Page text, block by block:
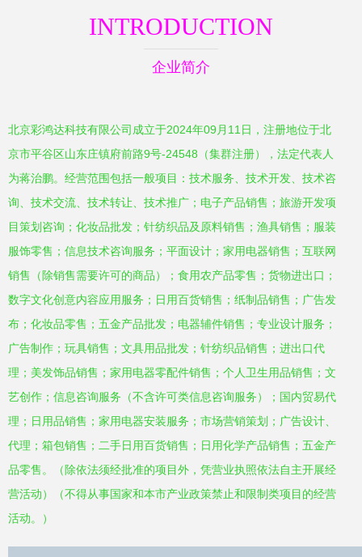
INTRODUCTION
企业简介
北京彩鸿达科技有限公司成立于2024年09月11日，注册地位于北
京市平谷区山东庄镇府前路9号-24548（集群注册），法定代表人
为蒋治鹏。经营范围包括一般项目：技术服务、技术开发、技术咨
询、技术交流、技术转让、技术推广；电子产品销售；旅游开发项
目策划咨询；化妆品批发；针纺织品及原料销售；渔具销售；服装
服饰零售；信息技术咨询服务；平面设计；家用电器销售；互联网
销售（除销售需要许可的商品）；食用农产品零售；货物进出口；
数字文化创意内容应用服务；日用百货销售；纸制品销售；广告发
布；化妆品零售；五金产品批发；电器辅件销售；专业设计服务；
广告制作；玩具销售；文具用品批发；针纺织品销售；进出口代
理；美发饰品销售；家用电器零配件销售；个人卫生用品销售；文
艺创作；信息咨询服务（不含许可类信息咨询服务）；国内贸易代
理；日用品销售；家用电器安装服务；市场营销策划；广告设计、
代理；箱包销售；二手日用百货销售；日用化学产品销售；五金产
品零售。（除依法须经批准的项目外，凭营业执照依法自主开展经
营活动）（不得从事国家和本市产业政策禁止和限制类项目的经营
活动。）